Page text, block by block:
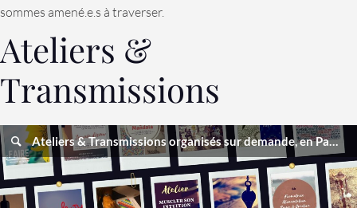
sommes amené.e.s à traverser.
Ateliers &
Transmissions
Ateliers & Transmissions organisés sur demande, en Pays Basque Nord & Sud Groupes de 3, 5 ou 8 personnes selon les thèmes